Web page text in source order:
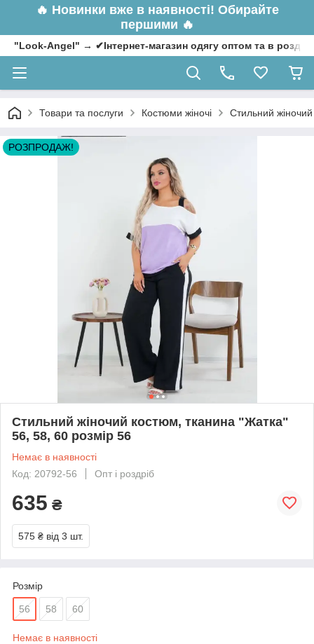
🔥 Новинки вже в наявності! Обирайте
першими 🔥
"Look-Angel" → ✔Інтернет-магазин одягу оптом та в
Товари та послуги Костюми жіночі Стильний
РОЗПРОДАЖ!
Стильний жіночий костюм, тканина "Жатка"
56, 58, 60 розмір 56
Немає в наявності
Код: 20792-56
Опт і роздріб
635 ₴
575 ₴ від 3 шт.
Розмір
56 58 60
Немає в наявності